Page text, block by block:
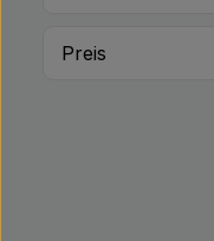
Preis